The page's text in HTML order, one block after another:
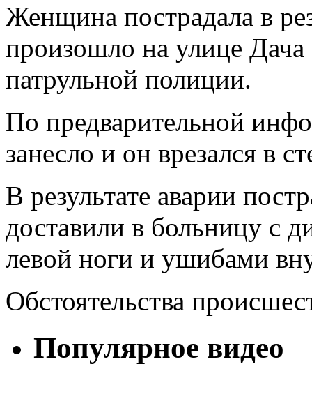
Женщина пострадала в
произошло на улице
патрульной полиции.
По предварительной
занесло и он врезался в
В результате аварии
доставили в больницу с
левой ноги и ушибами
Обстоятельства
Популярное видео